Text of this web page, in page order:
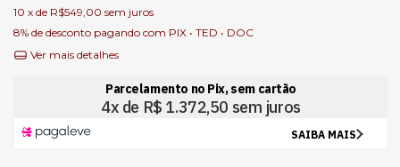
10 x de R$549,00 sem juros
8% de desconto pagando com PIX • TED • DOC
Ver mais detalhes